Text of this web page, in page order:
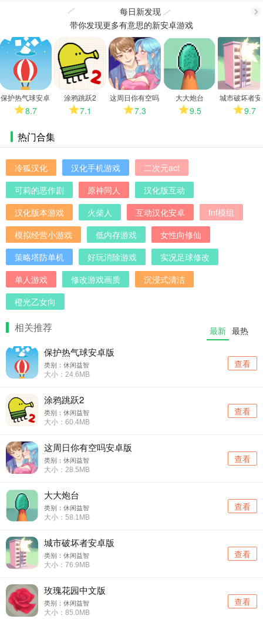
每日新发现
多
带你发现更多有意思的新安卓游戏
保护热气球安卓
版8.7
涂鸦跳跃2
7.1
这周日你有空吗
安卓版
7.3
大大炮台
9.5
城市破坏者
版9.7
热门合集
冷狐汉化 汉化手机游戏
二次元act
可莉的恶作剧
原神同人
汉化版互动
汉化版本游戏
火柴人 互动汉化安卓
fnf模组
模拟经营小游戏
低内存游戏
女性向修仙
策略塔防单机
好玩消除游戏
实况足球修改
单人游戏
修改游戏画质
沉浸式清洁
橙光乙女向
相关推荐 最新 最热
保护热气球安卓版
类别：休闲益智
大小：24.6MB
查看
涂鸦跳跃2
类别：休闲益智
大小：60.4MB
查看
这周日你有空吗安卓版
类别：休闲益智
大小：28.5MB
查看
大大炮台
类别：休闲益智
大小：58.1MB
查看
城市破坏者安卓版
类别：休闲益智
大小：76.9MB
查看
玫瑰花园中文版
类别：休闲益智
大小：85.0MB
查看